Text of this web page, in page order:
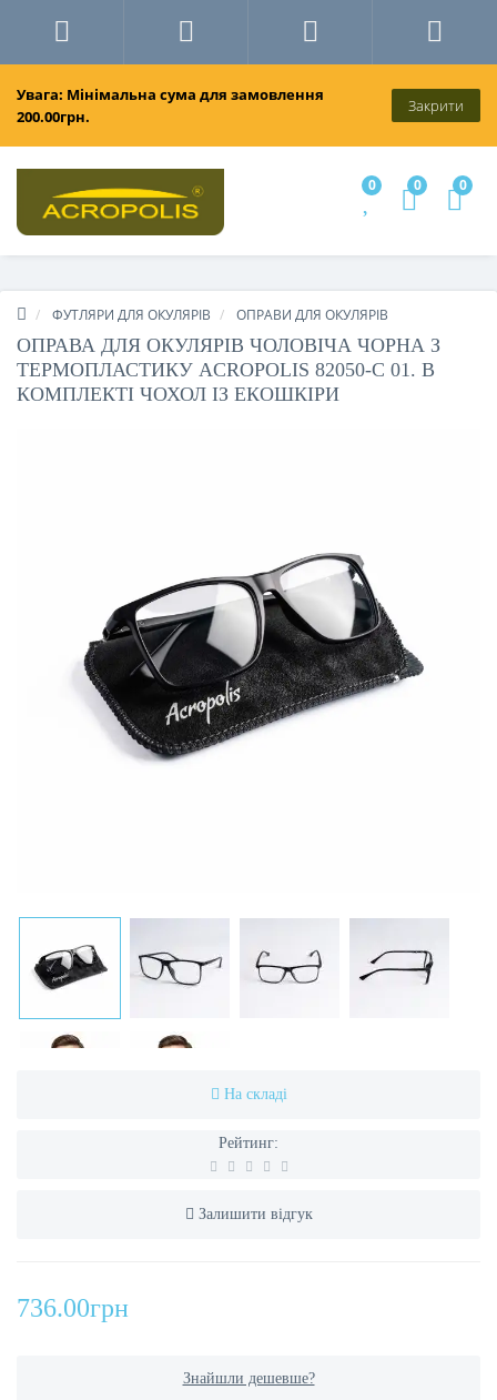
Увага: Мінімальна сума для замовлення
200.00грн.
Закрити
0 0 0
ФУТЛЯРИ ДЛЯ ОКУЛЯРІВ ОПРАВИ ДЛЯ ОКУЛЯРІВ
ОПРАВА ДЛЯ ОКУЛЯРІВ ЧОЛОВІЧА ЧОРНА З
ТЕРМОПЛАСТИКУ ACROPOLIS 82050-C 01. В
КОМПЛЕКТІ ЧОХОЛ ІЗ ЕКОШКІРИ
На складі
Рейтинг:
Залишити відгук
736.00грн
Знайшли дешевше?